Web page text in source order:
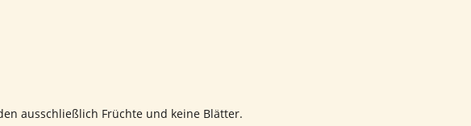
ausschließlich Früchte und keine Blätter.